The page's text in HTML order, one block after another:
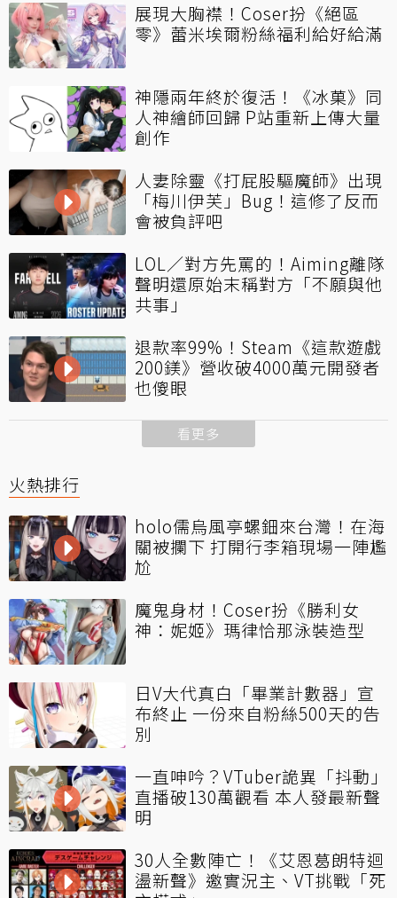
展現大胸襟！Coser扮《絕區
零》蕾米埃爾粉絲福利給好給滿
神隱兩年終於復活！《冰菓》同
人神繪師回歸 P站重新上傳大量
創作
人妻除靈《打屁股驅魔師》出現
「梅川伊芙」Bug！這修了反而
會被負評吧
LOL／對方先罵的！Aiming離隊
聲明還原始末稱對方「不願與他
共事」
退款率99%！Steam《這款遊戲
200鎂》營收破4000萬元開發者
也傻眼
看更多
火熱排行
holo儒烏風亭螺鈿來台灣！在海
關被攔下 打開行李箱現場一陣尷
尬
魔鬼身材！Coser扮《勝利女
神：妮姬》瑪律恰那泳裝造型
日V大代真白「畢業計數器」宣
布終止 一份來自粉絲500天的告
別
一直呻吟？VTuber詭異「抖動」
直播破130萬觀看 本人發最新聲
明
30人全數陣亡！《艾恩葛朗特迴
盪新聲》邀實況主、VT挑戰「死